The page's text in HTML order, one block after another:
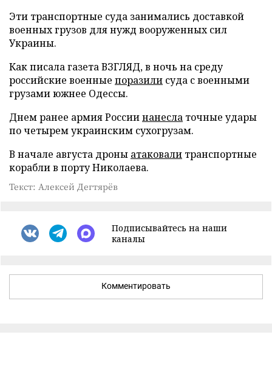
Эти транспортные суда занимались доставкой
военных грузов для нужд вооруженных сил
Украины.
Как писала газета ВЗГЛЯД, в ночь на среду
российские военные поразили суда с военными
грузами южнее Одессы.
Днем ранее армия Россиинанесла точные удары
по четырем украинским сухогрузам.
В начале августа дроны атаковали транспортные
корабли в порту Николаева.
Текст: Алексей Дегтярёв
Подписывайтесь на наши
каналы
Комментировать